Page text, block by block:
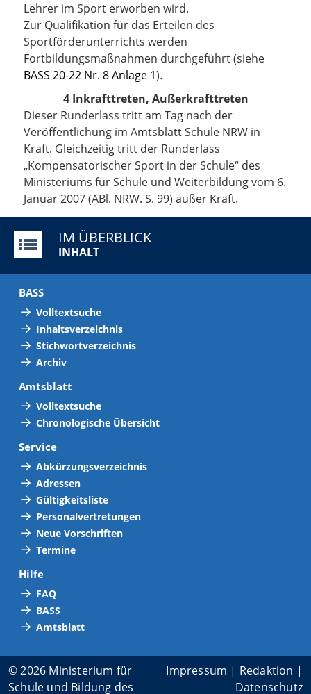
Lehrer im Sport erworben wird.
Zur Qualifikation für das Erteilen des
Sportförderunterrichts werden
Fortbildungsmaßnahmen durchgeführt (siehe
BASS 20-22 Nr. 8 Anlage 1).
4 Inkrafttreten, Außerkrafttreten
Dieser Runderlass tritt am Tag nach der
Veröffentlichung im Amtsblatt Schule NRW in
Kraft. Gleichzeitig tritt der Runderlass
„Kompensatorischer Sport in der Schule“ des
Ministeriums für Schule und Weiterbildung vom 6.
Januar 2007 (ABl. NRW. S. 99) außer Kraft.
IM ÜBERBLICK
INHALT
BASS
Volltextsuche
Inhaltsverzeichnis
Stichwortverzeichnis
Archiv
Amtsblatt
Volltextsuche
Chronologische Übersicht
Service
Abkürzungsverzeichnis
Adressen
Gültigkeitsliste
Personalvertretungen
Neue Vorschriften
Termine
Hilfe
FAQ
BASS
Amtsblatt
© 2026 Ministerium für
Schule und Bildung des
Impressum | Redaktion |
Datenschutz